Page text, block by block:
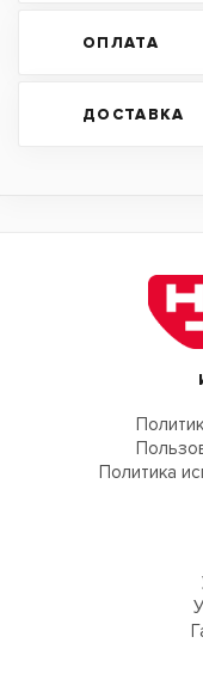
ОПЛАТА
ДОСТАВКА
Политика